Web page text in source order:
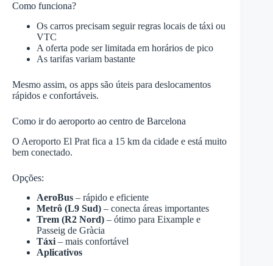
Como funciona?
Os carros precisam seguir regras locais de táxi ou
VTC
A oferta pode ser limitada em horários de pico
As tarifas variam bastante
Mesmo assim, os apps são úteis para deslocamentos
rápidos e confortáveis.
Como ir do aeroporto ao centro de Barcelona
O Aeroporto El Prat fica a 15 km da cidade e está muito
bem conectado.
Opções:
AeroBus – rápido e eficiente
Metrô (L9 Sud) – conecta áreas importantes
Trem (R2 Nord) – ótimo para Eixample e
Passeig de Gràcia
Táxi– mais confortável
Aplicativos